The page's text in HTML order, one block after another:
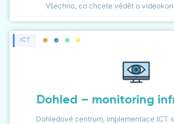
Všechno, co chcete vědět o
ICT
Dohled – monitoring
Dohledové centrum, implementace ICT